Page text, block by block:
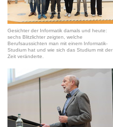
Gesichter der Informatik damals und heute:
sechs Blitzlichter zeigten, welche
Berufsaussichten man mit einem Informatik-
Studium hat und wie sich das Studium mit der
Zeit veränderte.